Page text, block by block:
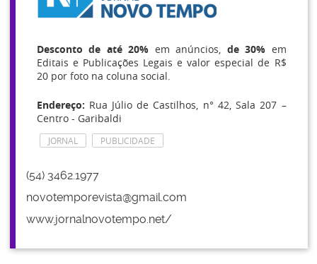
Desconto de até 20% em anúncios, de 30% em
Editais e Publicações Legais e valor especial de R$
20 por foto na coluna social.
Endereço: Rua Júlio de Castilhos, n° 42, Sala 207 –
Centro - Garibaldi
JORNAL PUBLICIDADE
(54) 3462.1977
novotemporevista@gmail.com
www.jornalnovotempo.net/